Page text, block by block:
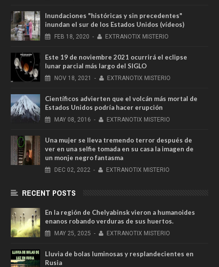
Inundaciones "históricas y sin precedentes"
inundan el sur de los Estados Unidos (vídeos)
FEB 18, 2020 - EXTRANOTIX MISTERIO
Este 19 de noviembre 2021 ocurrirá el eclipse
lunar parcial más largo del SIGLO
NOV 18, 2021 - EXTRANOTIX MISTERIO
Científicos advierten que el volcán más mortal de
Estados Unidos podría hacer erupción
MAY 08, 2016 - EXTRANOTIX MISTERIO
Una mujer se lleva tremendo terror después de
ver en una selfie tomada en su casa la imagen de
un monje negro fantasma
DEC 02, 2022 - EXTRANOTIX MISTERIO
RECENT POSTS
En la región de Chelyabinsk vieron a humanoides
enanos robando verduras de sus huertos.
MAY 25, 2025 - EXTRANOTIX MISTERIO
Lluvia de bolas luminosas y resplandecientes en
Rusia